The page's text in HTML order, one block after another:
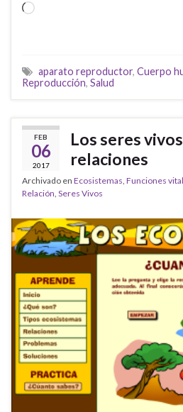
Cargando...
aparato reproductor, Cuerpo
Reproducción, Salud
FEB
06
2017
Los seres
relaciones
Archivado en Ecosistemas Funciones
Relación Seres Vivos